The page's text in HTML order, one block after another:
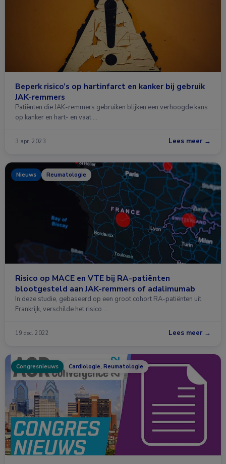
Beperk risico’s op hartinfarct en kanker bij gebruik
JAK-remmers
Patiënten die JAK-remmers gebruiken blijken een verhoogde kans
op kanker en hart- en vaat …
3 apr. 2023 Lees meer →
Nieuws Reumatologie
Risico op MACE en VTE bij RA-patiënten
blootgesteld aan JAK-remmers of adalimumab
In deze studie, gebaseerd op een groot cohort RA-patiënten uit
Frankrijk, verschilde het risico …
19 dec. 2022 Lees meer →
Congresnieuws Cardiologie, Reumatologie